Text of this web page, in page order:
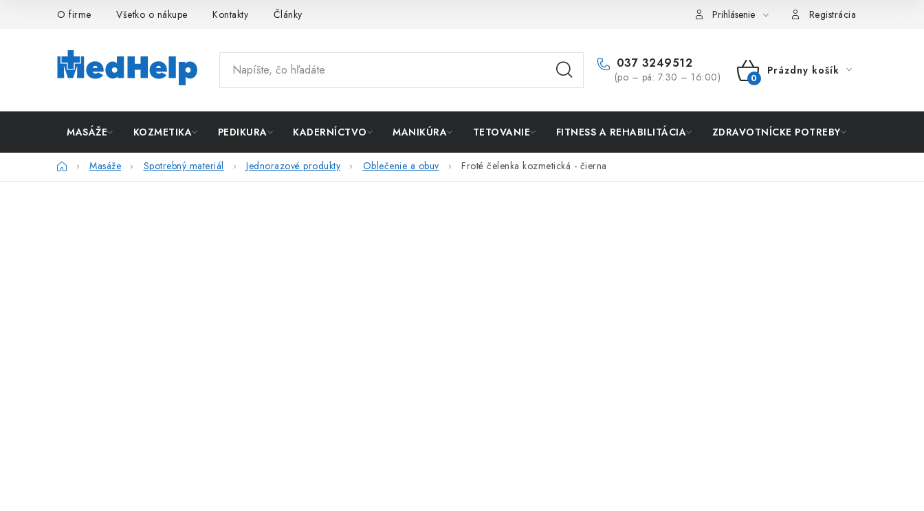
O firme Všetko o nákupe Kontakty Články Prihlásenie Registrácia
037 3249512
(po – pá: 7:30 – 16:00)
NÁKUPNÝ
Prázdny košík
MASÁŽE KOZMETIKA PEDIKURA KADERNÍCTVO MANIKÚRA TETOVANIE FITNESS A REHABILITÁCIA ZDRAVOTNÍCKE POTREBY
DomovMasáže Spotrebný materiál Jednorazové produkty Oblečenie a obuv Froté čelenka kozmetická - čierna